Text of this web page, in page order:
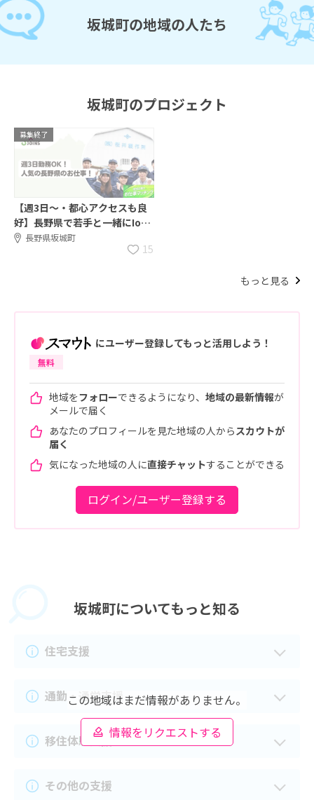
坂城町の地域の人たち
坂城町のプロジェクト
募集終了
【週3日～・都心アクセスも良
好】長野県で若手と一緒にIoT
化等の生産改善に取り組むお仕
長野県坂城町
15
もっと見る
にユーザー登録してもっと活用しよう！
無料
地域をフォローできるようになり、 地域の最新情報が
メールで届く
あなたのプロフィールを見た地域の人から スカウトが
届く
気になった地域の人に直接チャットすることができる
ログイン/ユーザー登録する
坂城町についてもっと知る
この地域はまだ情報がありません。
情報をリクエストする
住宅支援
通勤・通学支援
移住体験支援
その他の支援